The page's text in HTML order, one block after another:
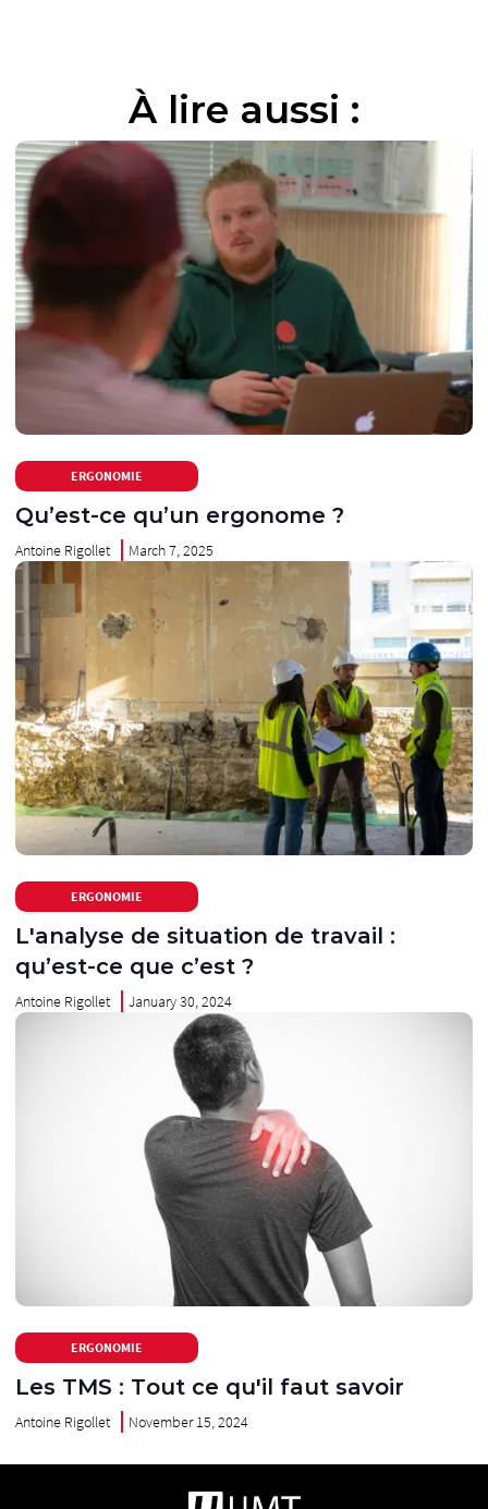
À lire aussi :
ERGONOMIE
Qu’est-ce qu’un ergonome ?
Antoine Rigollet March 7, 2025
ERGONOMIE
L'analyse de situation de travail :
qu’est-ce que c’est ?
Antoine Rigollet January 30, 2024
ERGONOMIE
Les TMS : Tout ce qu'il faut savoir
Antoine Rigollet November 15, 2024